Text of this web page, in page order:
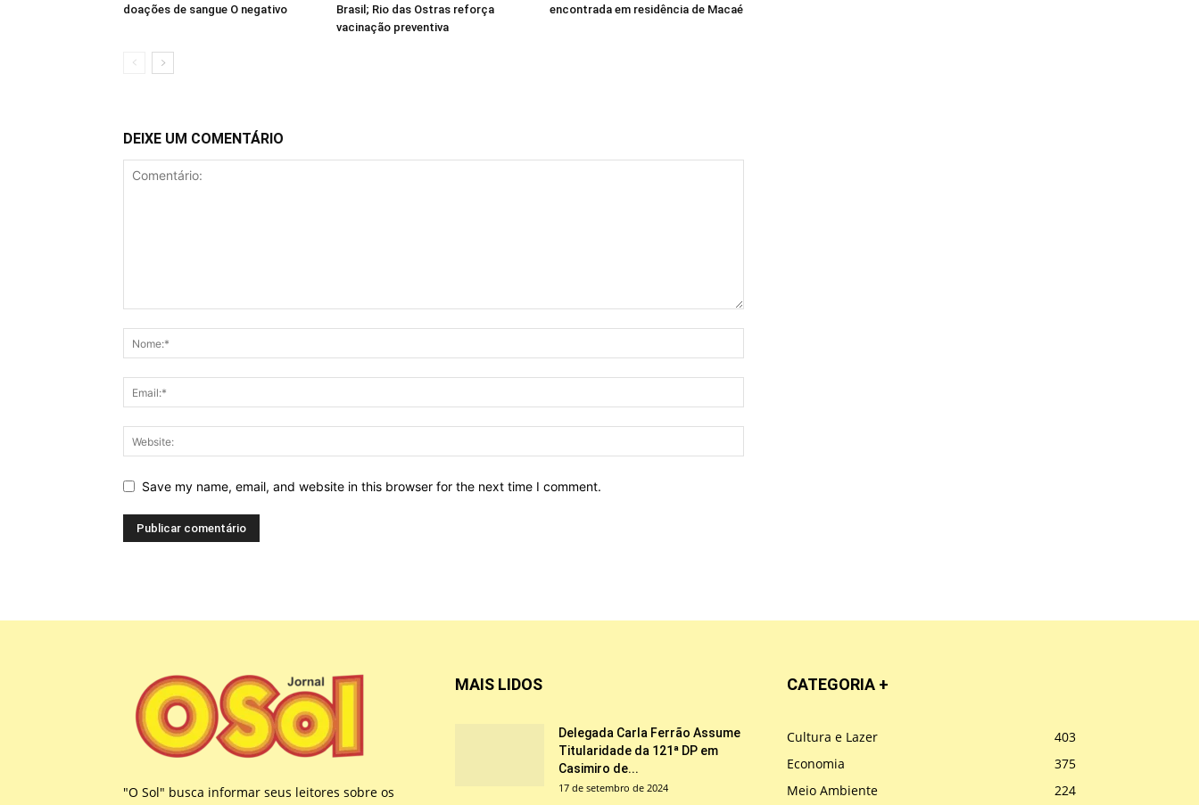
doações de sangue O negativo
Brasil; Rio das Ostras reforça
vacinação preventiva
encontrada em residência de Macaé
DEIXE UM COMENTÁRIO
Save my name, email, and website in this browser for the next time I comment.
"O Sol" busca informar seus leitores sobre os
MAIS LIDOS
Delegada Carla Ferrão Assume
Titularidade da 121ª DP em
Casimiro de...
17 de setembro de 2024
CATEGORIA +
Cultura e Lazer
403
Economia
375
Meio Ambiente
224